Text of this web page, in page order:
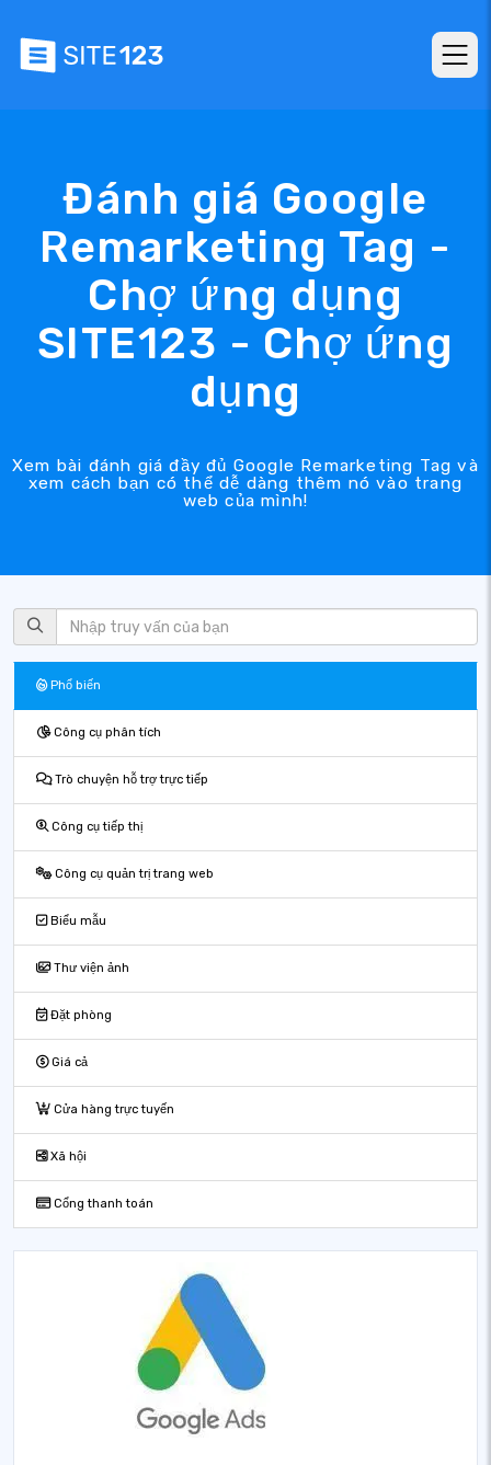
Đánh giá Google
Remarketing Tag -
Chợ ứng dụng
SITE123 - Chợ ứng
dụng
Xem bài đánh giá đầy đủ Google Remarketing Tag và
xem cách bạn có thể dễ dàng thêm nó vào trang
web của mình!
Phổ biến
Công cụ phân tích
Trò chuyện hỗ trợ trực tiếp
Công cụ tiếp thị
Công cụ quản trị trang web
Biểu mẫu
Thư viện ảnh
Đặt phòng
Giá cả
Cửa hàng trực tuyến
Xã hội
Cổng thanh toán